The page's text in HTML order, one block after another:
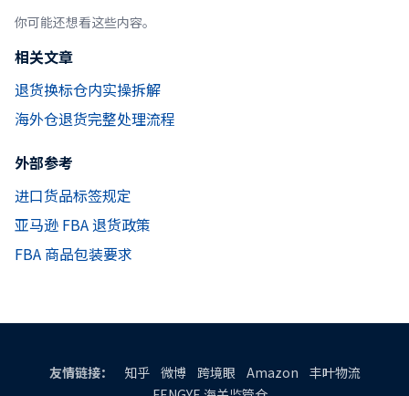
你可能还想看这些内容。
相关文章
退货换标仓内实操拆解
海外仓退货完整处理流程
外部参考
进口货品标签规定
亚马逊 FBA 退货政策
FBA 商品包装要求
友情链接： 知乎 微博 跨境眼 Amazon
丰叶物流